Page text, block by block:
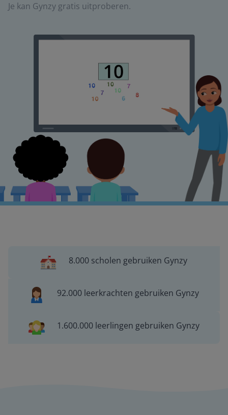
Je kan Gynzy gratis uitproberen.
8.000 scholen gebruiken Gynzy
92.000 leerkrachten gebruiken Gynzy
1.600.000 leerlingen gebruiken Gynzy